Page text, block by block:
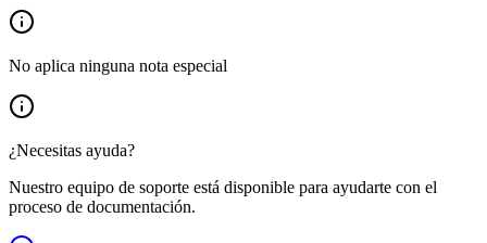
No aplica ninguna nota especial
¿Necesitas ayuda?
Nuestro equipo de soporte está disponible para ayudarte con el
proceso de documentación.